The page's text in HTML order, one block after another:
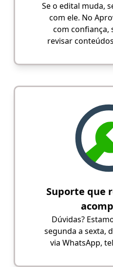
Se o edital muda,
com ele. No
com confiança,
revisar
Suporte que
Dúvidas?
segunda a sexta,
via WhatsApp,